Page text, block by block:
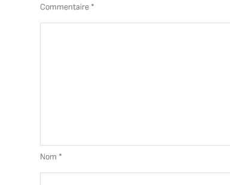
Commentaire *
Nom *